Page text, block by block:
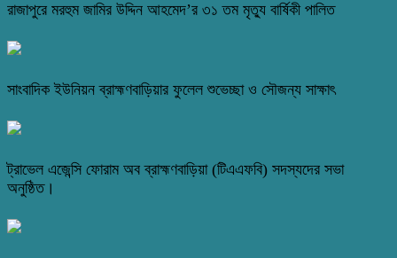
রাজাপুরে মরহুম জামির উদ্দিন আহমেদ’র ৩১ তম মৃত্যু বার্ষিকী পালিত
সাংবাদিক ইউনিয়ন ব্রাহ্মণবাড়িয়ার ফুলেল শুভেচ্ছা ও সৌজন্য সাক্ষাৎ
ট্রাভেল এজেন্সি ফোরাম অব ব্রাহ্মণবাড়িয়া (টিএএফবি) সদস্যদের সভা
অনুষ্ঠিত।